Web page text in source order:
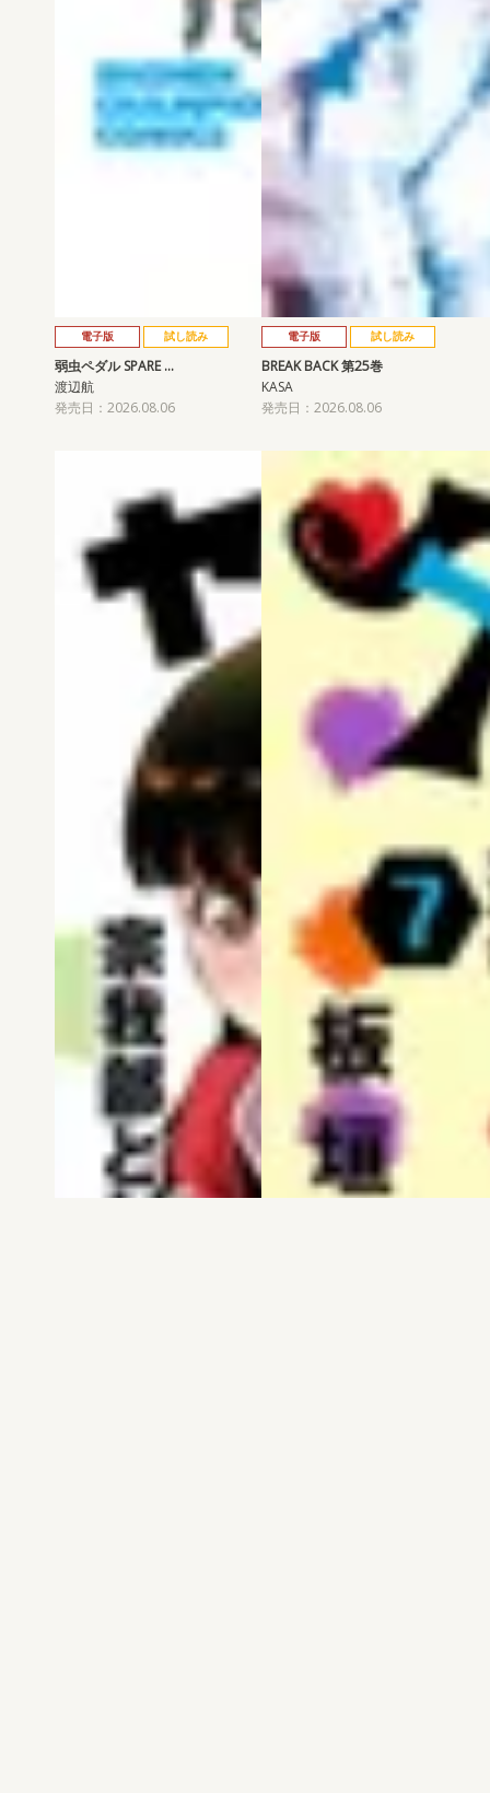
電子版 試し読み
弱虫ペダル SPARE …
渡辺航
発売日：2026.08.06
電子版 試し読み
BREAK BACK 第25巻
KASA
発売日：2026.08.06